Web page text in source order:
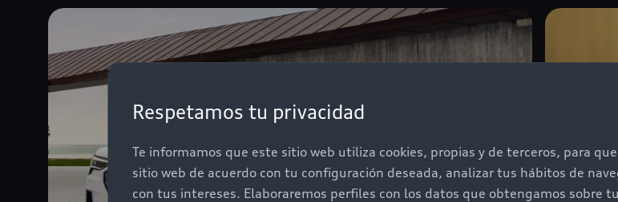
Respetamos tu privacidad
Te informamos que este sitio web utiliza cookies, propias y de terceros, para
sitio web de acuerdo con tu configuración deseada, analizar tus hábitos de
con tus intereses. Elaboraremos perfiles con los datos que obtengamos sobre